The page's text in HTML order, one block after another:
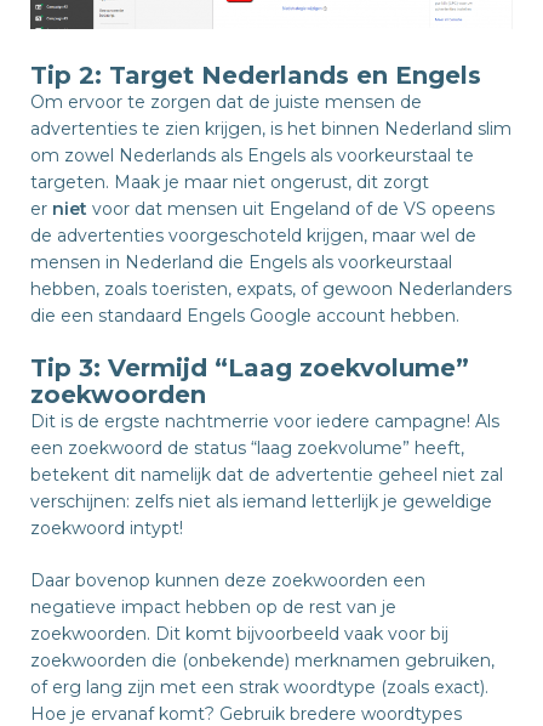
Tip 2: Target Nederlands en Engels
Om ervoor te zorgen dat de juiste mensen de
advertenties te zien krijgen, is het binnen Nederland slim
om zowel Nederlands als Engels als voorkeurstaal te
targeten. Maak je maar niet ongerust, dit zorgt
er niet voor dat mensen uit Engeland of de VS opeens
de advertenties voorgeschoteld krijgen, maar wel de
mensen in Nederland die Engels als voorkeurstaal
hebben, zoals toeristen, expats, of gewoon Nederlanders
die een standaard Engels Google account hebben.
Tip 3: Vermijd “Laag zoekvolume”
zoekwoorden
Dit is de ergste nachtmerrie voor iedere campagne! Als
een zoekwoord de status “laag zoekvolume” heeft,
betekent dit namelijk dat de advertentie geheel niet zal
verschijnen: zelfs niet als iemand letterlijk je geweldige
zoekwoord intypt!
Daar bovenop kunnen deze zoekwoorden een
negatieve impact hebben op de rest van je
zoekwoorden. Dit komt bijvoorbeeld vaak voor bij
zoekwoorden die (onbekende) merknamen gebruiken,
of erg lang zijn met een strak woordtype (zoals exact).
Hoe je ervanaf komt? Gebruik bredere woordtypes